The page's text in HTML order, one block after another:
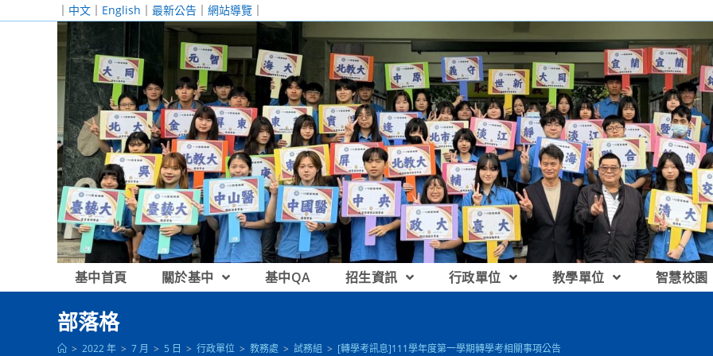
｜ 中文 ｜ English ｜ 最新公告 ｜ 網站導覽 ｜
基中首頁 關於基中 基中QA 招生資訊 行政單位 教學單位 智慧校園
部落格
> 2022 年 > 7 月 > 5 日 > 行政單位 > 教務處 > 試務組 > [轉學考訊息]111學年度第一學期轉學考相關事項公告